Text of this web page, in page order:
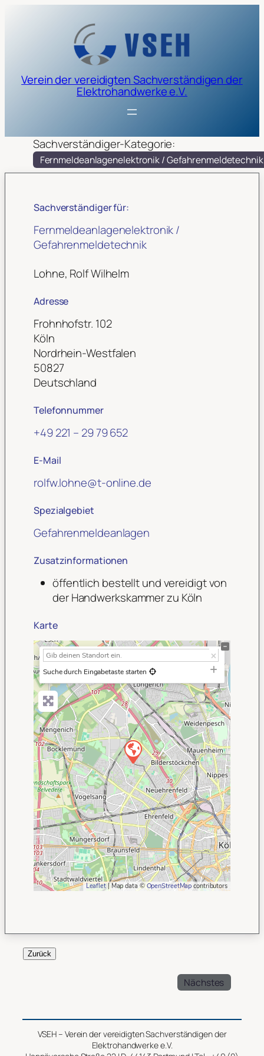
Verein der vereidigten Sachverständigen der
Elektrohandwerke e.V.
Sachverständiger-Kategorie:
Fernmeldeanlagenelektronik / Gefahrenmeldetechnik
Sachverständiger für:
Fernmeldeanlagenelektronik /
Gefahrenmeldetechnik
Lohne, Rolf Wilhelm
Adresse
Frohnhofstr. 102
Köln
Nordrhein-Westfalen
50827
Deutschland
Telefonnummer
+49 221 – 29 79 652
E-Mail
rolfw.lohne@t-online.de
Spezialgebiet
Gefahrenmeldeanlagen
Zusatzinformationen
öffentlich bestellt und vereidigt von
der Handwerkskammer zu Köln
Karte
+
−
Suche durch Eingabetaste starten
Leaflet| Map data ©OpenStreetMap contributors
Zurück
Nächstes
VSEH – Verein der vereidigten Sachverständigen der
Elektrohandwerke e.V.